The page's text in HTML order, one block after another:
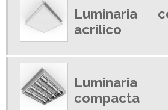
LUMINARIA COM REFLETOR DE ALUMINIO
LUMINARIA COMERCIAL
LUMINARIA DE EMBUTIR
LUMINARIA DE EMBUTIR PREÇO
LUMINARIA DE LED EMPRESA
Luminaria
acrilico
compacta